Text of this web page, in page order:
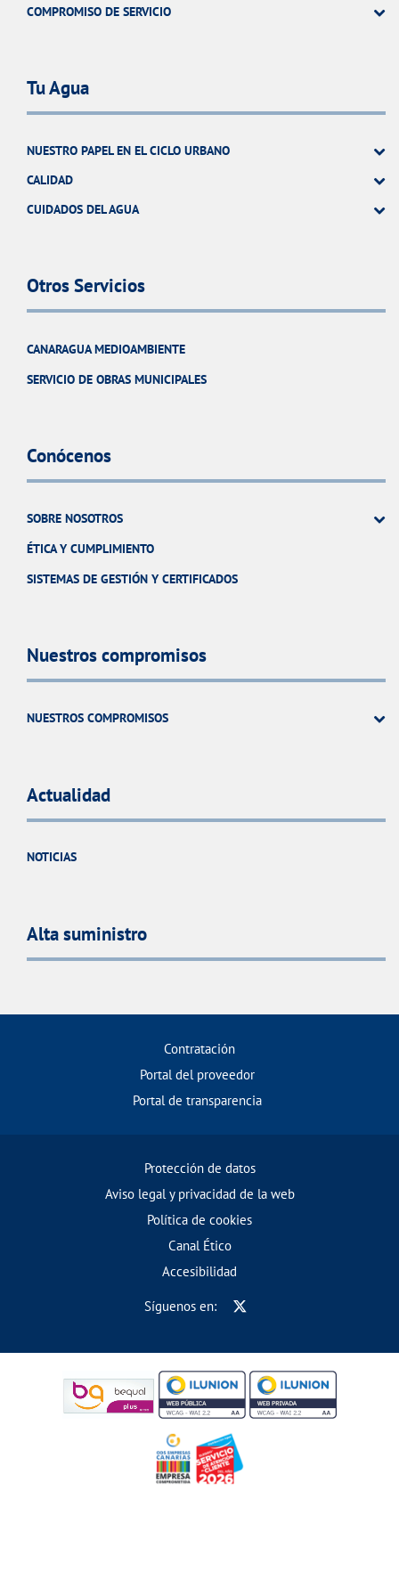
COMPROMISO DE SERVICIO
Tu Agua
NUESTRO PAPEL EN EL CICLO URBANO
CALIDAD
CUIDADOS DEL AGUA
Otros Servicios
CANARAGUA MEDIOAMBIENTE
SERVICIO DE OBRAS MUNICIPALES
Conócenos
SOBRE NOSOTROS
ÉTICA Y CUMPLIMIENTO
SISTEMAS DE GESTIÓN Y CERTIFICADOS
Nuestros compromisos
NUESTROS COMPROMISOS
Actualidad
NOTICIAS
Alta suministro
Contratación
Portal del proveedor
Portal de transparencia
Protección de datos
Aviso legal y privacidad de la web
Política de cookies
Canal Ético
Accesibilidad
Síguenos en: